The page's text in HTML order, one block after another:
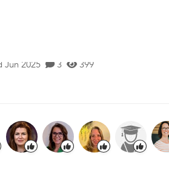
is a-typisch,
Jun 2025 3 399